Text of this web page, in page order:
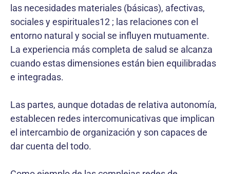
las necesidades materiales (básicas), afectivas,
sociales y espirituales12 ; las relaciones con el
entorno natural y social se influyen mutuamente.
La experiencia más completa de salud se alcanza
cuando estas dimensiones están bien equilibradas
e integradas.
Las partes, aunque dotadas de relativa autonomía,
establecen redes intercomunicativas que implican
el intercambio de organización y son capaces de
dar cuenta del todo.